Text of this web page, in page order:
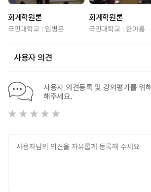
회계학원론
국민대학교 임병문
회계학원론
국민대학교 한아름
사용자 의견
사용자 의견등록 및 강의평가를 위
해주세요.